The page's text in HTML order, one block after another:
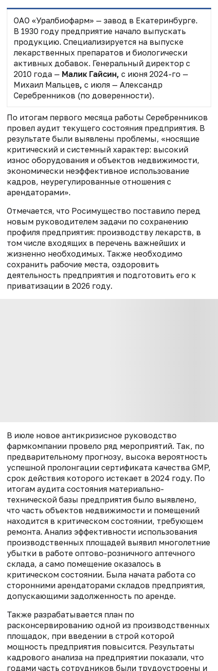
ОАО «Уралбиофарм» — завод в Екатеринбурге.
В 1930 году предприятие начало выпускать
продукцию. Специализируется на выпуске
лекарственных препаратов и биологически
активных добавок. Генеральный директор с
2010 года — Малик Гайсин, с июня 2024-го —
Михаил Мальцев, с июля — Александр
Серебренников (по доверенности).
По итогам первого месяца работы Серебренников
провел аудит текущего состояния предприятия. В
результате были выявлены проблемы, «носящие
критический и системный характер: высокий
износ оборудования и объектов недвижимости,
экономически неэффективное использование
кадров, неурегулированные отношения с
арендаторами».
Отмечается, что Росимущество поставило перед
новым руководителем задачи по сохранению
профиля предприятия: производству лекарств, в
том числе входящих в перечень важнейших и
жизненно необходимых. Также необходимо
сохранить рабочие места, оздоровить
деятельность предприятия и подготовить его к
приватизации в 2026 году.
В июле новое антикризисное руководство
фармкомпании провело ряд мероприятий. Так, по
предварительному прогнозу, высока вероятность
успешной пролонгации сертификата качества GMP,
срок действия которого истекает в 2024 году. По
итогам аудита состояния материально-
технической базы предприятия было выявлено,
что часть объектов недвижимости и помещений
находится в критическом состоянии, требующем
ремонта. Анализ эффективности использования
производственных площадей выявил многолетние
убытки в работе оптово-розничного аптечного
склада, а само помещение оказалось в
критическом состоянии. Была начата работа со
сторонними арендаторами складов предприятия,
допускающими задолженность по аренде.
Также разрабатывается план по
расконсервированию одной из производственных
площадок, при введении в строй которой
мощность предприятия повысится. Результаты
кадрового анализа на предприятии показали, что
годами часть сотрудников были трудоустроены и